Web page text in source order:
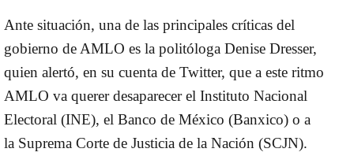
Ante situación, una de las principales críticas del
gobierno de AMLO es la politóloga Denise Dresser,
quien alertó, en su cuenta de Twitter, que a este ritmo
AMLO va querer desaparecer el Instituto Nacional
Electoral (INE), el Banco de México (Banxico) o a
la Suprema Corte de Justicia de la Nación (SCJN).